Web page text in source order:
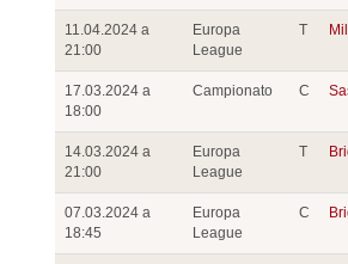
11.04.2024 a
21:00
Europa
League
T
17.03.2024 a
18:00
Campionato C
14.03.2024 a
21:00
Europa
League
T
07.03.2024 a
18:45
Europa
League
C